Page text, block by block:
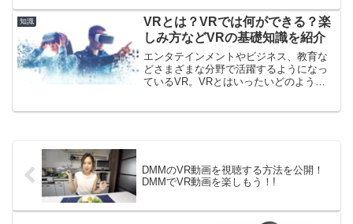
をお伝えするだけであって必ず成功する
方法を記...
知識
VRとは？VRでは何ができる？楽
しみ方などVRの基礎知識を紹介
エンタテインメントやビジネス、教育な
どさまざまな分野で活躍するようになっ
ているVR。VRとはいったいどのような
DMMのVR動画を視聴する方法を公開！
DMMでVR動画を楽しもう！!